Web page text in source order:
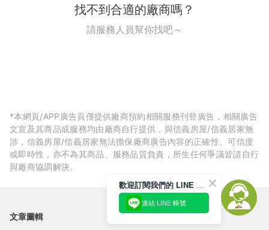
找不到合適的廠商嗎？
請服務人員幫你找吧～
*本網頁/APP廣告頁僅提供廠商預約相關服務刊登廣告，相關廣告
文宣及其商品或服務均由廠商自行提供，與信義房屋/信義居家無
涉，信義房屋/信義居家無法擔保廠商廣告內容的正確性、可信度
或即時性，亦不為其商品、服務品質負責，所生任何爭議皆請自行
與廠商協調解決。
文章圖輯
歡迎訂閱我們的 LINE 官方帳號
連結 LINE 帳號